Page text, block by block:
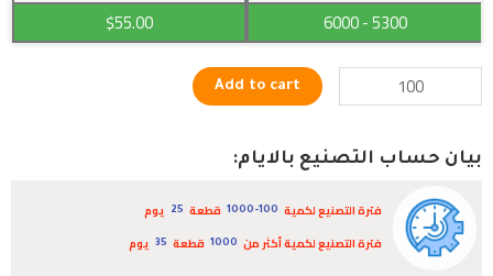
5300
- 6000
$55.00
Add to cart
بيان حساب التصنيع بالايام:
فترة التصنيع لكمية 1000-100 قطعة 25
يوم
فترة التصنيع لكمية أكثر من
1000 قطعة 35 يوم